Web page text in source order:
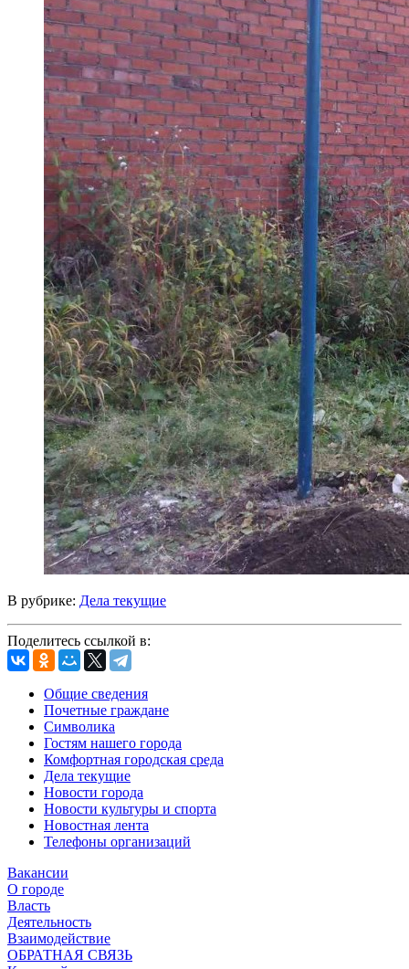
В рубрике: Дела текущие
Поделитесь ссылкой в:
Общие сведения
Почетные граждане
Символика
Гостям нашего города
Комфортная городская среда
Дела текущие
Новости города
Новости культуры и спорта
Новостная лента
Телефоны организаций
Вакансии
О городе
Власть
Деятельность
Взаимодействие
ОБРАТНАЯ СВЯЗЬ